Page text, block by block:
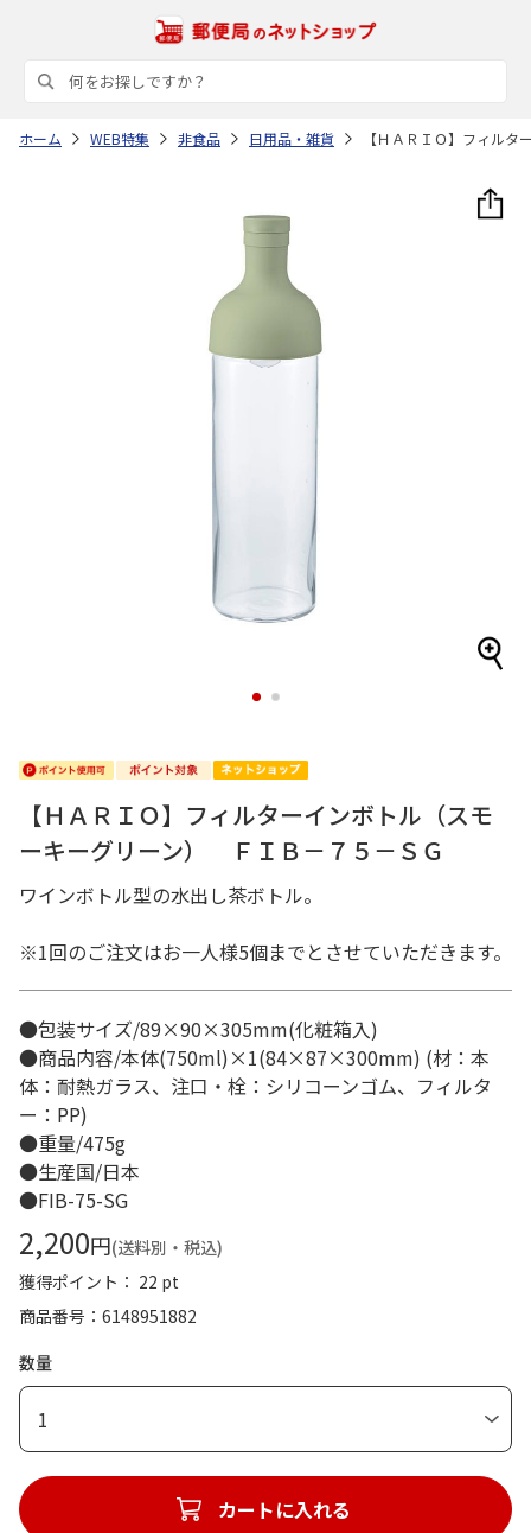
ホーム WEB特集 非食品 日用品・雑貨 【ＨＡＲＩＯ】フィル
1 2
【ＨＡＲＩＯ】フィルターインボトル（スモ
ーキーグリーン） ＦＩＢ－７５－ＳＧ
ワインボトル型の水出し茶ボトル。
※1回のご注文はお一人様5個までとさせていただきます。
●包装サイズ/89×90×305mm(化粧箱入)
●商品内容/本体(750ml)×1(84×87×300mm) (材：本
体：耐熱ガラス、注口・栓：シリコーンゴム、フィルタ
ー：PP)
●重量/475g
●生産国/日本
●FIB-75-SG
2,200円(送料別・税込)
獲得ポイント： 22 pt
商品番号
6148951882
数量
1
カートに入れる